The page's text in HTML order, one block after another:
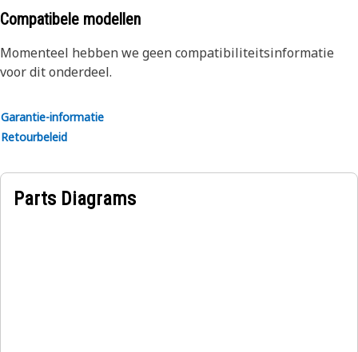
Compatibele modellen
Momenteel hebben we geen compatibiliteitsinformatie
voor dit onderdeel.
Garantie-informatie
Retourbeleid
Parts Diagrams